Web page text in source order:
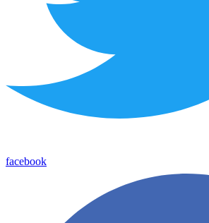
facebook